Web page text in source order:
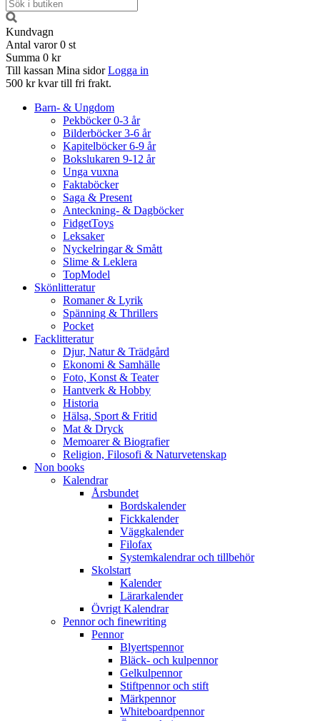
Kundvagn
Antal varor 0 st
Summa 0 kr
Till kassan Mina sidor Logga in
500 kr kvar till fri frakt.
Barn- & Ungdom
Pekböcker 0-3 år
Bilderböcker 3-6 år
Kapitelböcker 6-9 år
Bokslukaren 9-12 år
Unga vuxna
Faktaböcker
Saga & Present
Anteckning- & Dagböcker
FidgetToys
Leksaker
Nyckelringar & Smått
Slime & Leklera
TopModel
Skönlitteratur
Romaner & Lyrik
Spänning & Thrillers
Pocket
Facklitteratur
Djur, Natur & Trädgård
Ekonomi & Samhälle
Foto, Konst & Teater
Hantverk & Hobby
Historia
Hälsa, Sport & Fritid
Mat & Dryck
Memoarer & Biografier
Religion, Filosofi & Naturvetenskap
Non books
Kalendrar
Årsbundet
Bordskalender
Fickkalender
Väggkalender
Filofax
Systemkalendrar och tillbehör
Skolstart
Kalender
Lärarkalender
Övrigt Kalendrar
Pennor och finewriting
Pennor
Blyertspennor
Bläck- och kulpennor
Gelkulpennor
Stiftpennor och stift
Märkpennor
Whiteboardpennor